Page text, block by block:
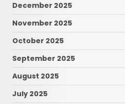
December 2025
November 2025
October 2025
September 2025
August 2025
July 2025